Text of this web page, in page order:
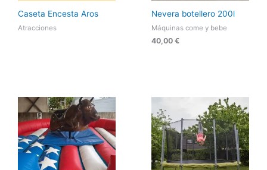
Caseta Encesta Aros
Atracciones
Nevera botellero 200l
Máquinas come y bebe
40,00 €